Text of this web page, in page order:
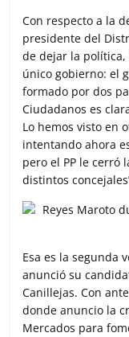
Con respecto a la
presidente del
de dejar la política,
único gobierno: el
formado por dos
Ciudadanos es
Lo hemos visto en
intentando ahora
pero el PP le cerró
distintos
Esa es la segunda
anunció su
Canillejas. Con
donde anuncio la
Mercados para